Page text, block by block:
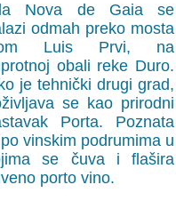
Nova de Gaia se
odmah preko mosta
Luis Prvi, na
obali reke Duro.
je tehnički drugi grad,
se kao prirodni
Porta. Poznata
vinskim podrumima u
se čuva i flašira
porto vino.